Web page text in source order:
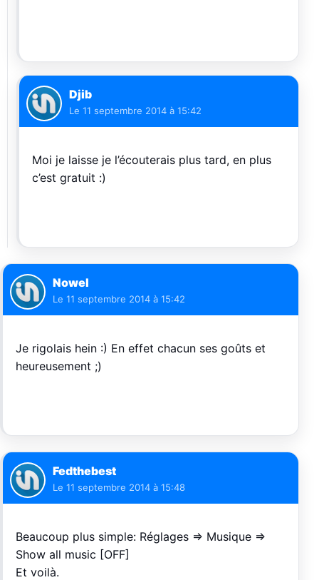
Djib
Le 11 septembre 2014 à 15:42
Moi je laisse je l’écouterais plus tard, en plus
c’est gratuit :)
Nowel
Le 11 septembre 2014 à 15:42
Je rigolais hein :) En effet chacun ses goûts et
heureusement ;)
Fedthebest
Le 11 septembre 2014 à 15:48
Beaucoup plus simple: Réglages => Musique =>
Show all music [OFF]
Et voilà.